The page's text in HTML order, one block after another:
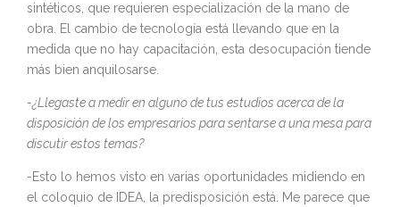
sintéticos, que requieren especialización de la mano de
obra. El cambio de tecnología está llevando que en la
medida que no hay capacitación, esta desocupación tiende
más bien anquilosarse.
-¿Llegaste a medir en alguno de tus estudios acerca de la
disposición de los empresarios para sentarse a una mesa para
discutir estos temas?
-Esto lo hemos visto en varias oportunidades midiendo en
el coloquio de IDEA, la predisposición está. Me parece que